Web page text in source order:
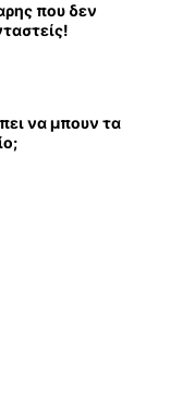
που δεν
να μπουν τα